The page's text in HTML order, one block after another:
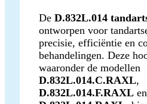
De D.832L.014
ontworpen voor
precisie, efficiëntie en
behandelingen. Deze
waaronder de modellen
D.832L.014.C.RAXL,
D.832L.014.F.RAXL en